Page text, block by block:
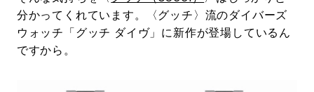
分かってくれています。〈グッチ〉流のダイバーズ
ウォッチ「グッチ ダイヴ」に新作が登場しているん
ですから。